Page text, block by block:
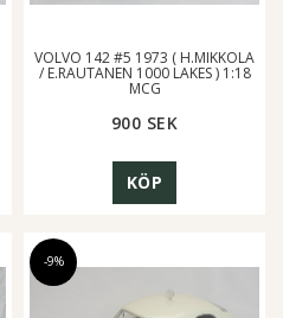
VOLVO 142 #5 1973 ( H.MIKKOLA
/ E.RAUTANEN 1000 LAKES ) 1:18
MCG
900 SEK
KÖP
-9%